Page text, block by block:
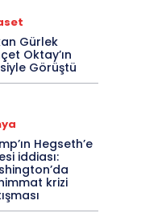
Gürlek
Oktay’ın
Görüştü
Hegseth’e
iddiası:
krizi